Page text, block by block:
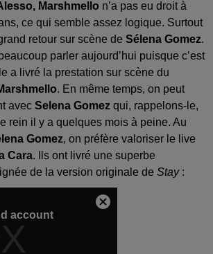
Marshmello n’a pas eu droit à
ce qui semble assez logique. Surtout
retour sur scène de Sélena Gomez.
parler aujourd’hui puisque c’est
a livré la prestation sur scène du
. En même temps, on peut
avec Selena Gomez qui, rappelons-le,
rein il y a quelques mois à peine. Au
Gomez, on préfère valoriser le live
Cara. Ils ont livré une superbe
de la version originale de Stay: